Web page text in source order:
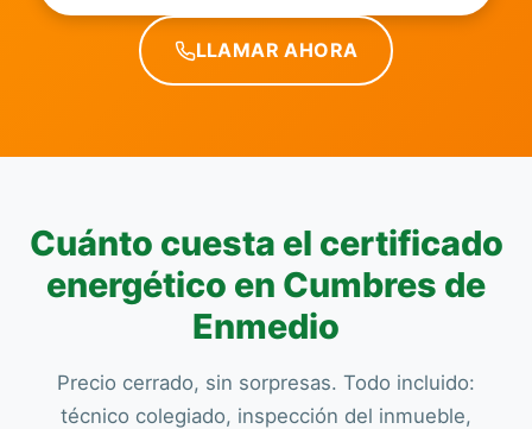
LLAMAR AHORA
Cuánto cuesta el certificado
energético en Cumbres de
Enmedio
Precio cerrado, sin sorpresas. Todo incluido:
técnico colegiado, inspección del inmueble,